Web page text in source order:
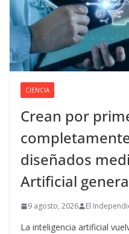
CIENCIA
Crean por
diseñados
Artificial
9 agosto, 2026 El
La inteligencia artificial